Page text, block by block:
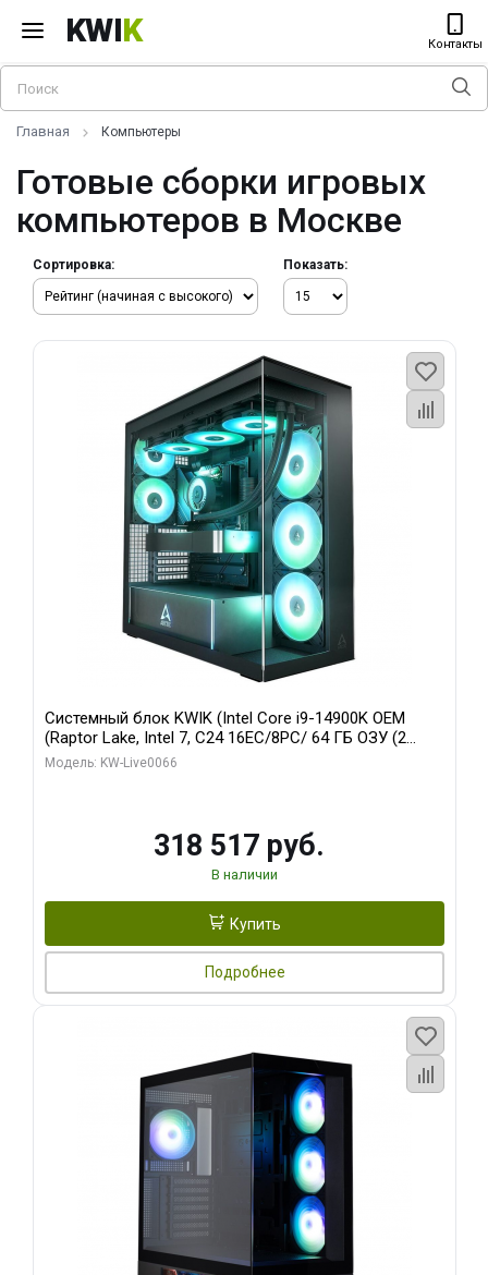
KWIK Контакты
Главная Компьютеры
Готовые сборки игровых
компьютеров в Москве
Сортировка: Показать:
Системный блок KWIK (Intel Core i9-14900K OEM
(Raptor Lake, Intel 7, C24 16EC/8PC/ 64 ГБ ОЗУ (2
модуля)/ Gigabyte RTX5080 XTREME WATERFORCE
Модель: KW-Live0066
318 517 руб.
В наличии
Купить
Подробнее